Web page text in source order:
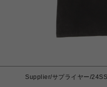
Supplier/サプライヤー/